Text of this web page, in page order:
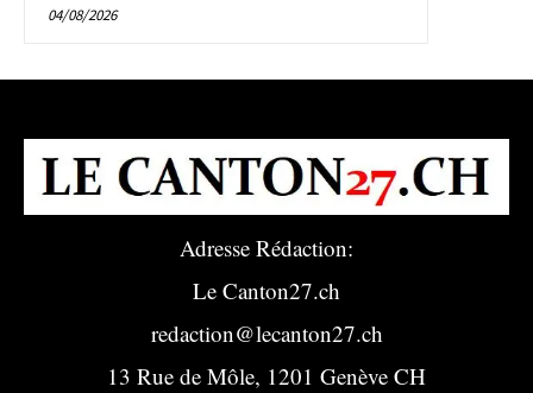
04/08/2026
Adresse Rédaction:
Le Canton27.ch
redaction@lecanton27.ch
13 Rue de Môle, 1201 Genève CH